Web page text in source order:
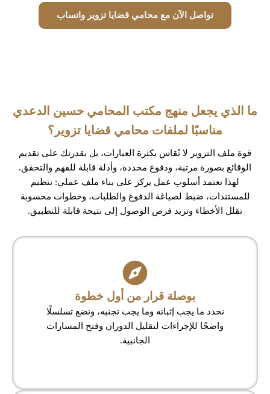
تواصل الآن مع محامي قضايا تزوير واتساب
ما الذي يجعل منهج مكتب المحامي حسين الدعدي
مناسبًا لملفات محامي قضايا تزوير؟
قوة ملف التزوير لا تُقاس بكثرة العبارات، بل بقدرتك على تقديم
الوقائع بصورة مرتبة، ودفوع محددة، وأدلة قابلة للفهم والتحقق.
لهذا نعتمد أسلوب عمل يركز على بناء ملف عملي: تنظيم
للمستندات، ضبط لصياغة الدفوع والطلبات، وخطوات محسوبة
تقلل الأخطاء وتزيد فرص الوصول إلى نتيجة قابلة للتطبيق.
بوصلة قرار من أول خطوة
نحدد ما يجب إثباته وما يجب تجنبه، ونضع تسلسلًا
واضحًا للإجراءات لتقليل الدوران وفتح المسارات
الجانبية.